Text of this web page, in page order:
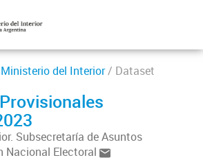
del Interior/ Dataset
Subsecretaría de Asuntos
Nacional Electoral